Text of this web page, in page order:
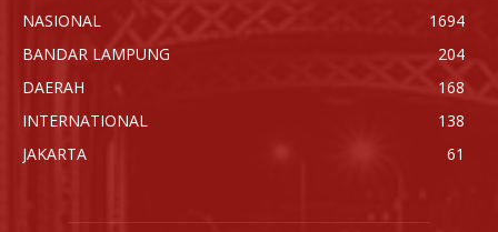
NASIONAL
1694
BANDAR LAMPUNG
204
DAERAH
168
INTERNATIONAL
138
JAKARTA
61